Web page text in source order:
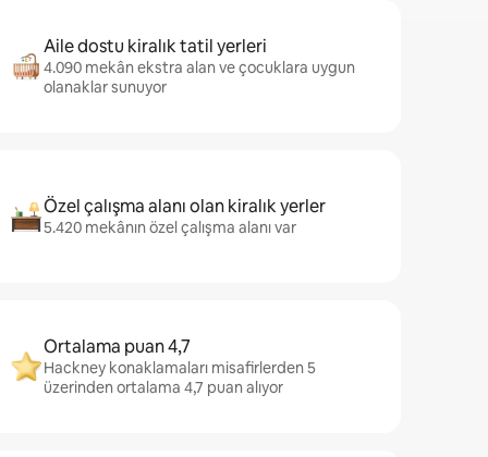
Aile dostu kiralık tatil yerleri
4.090 mekân ekstra alan ve çocuklara uygun
olanaklar sunuyor
Özel çalışma alanı olan kiralık yerler
5.420 mekânın özel çalışma alanı var
Ortalama puan 4,7
Hackney konaklamaları misafirlerden 5
üzerinden ortalama 4,7 puan alıyor